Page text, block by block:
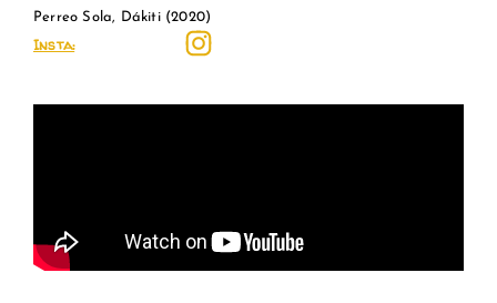
Perreo Sola, Dákiti (2020)
Insta: